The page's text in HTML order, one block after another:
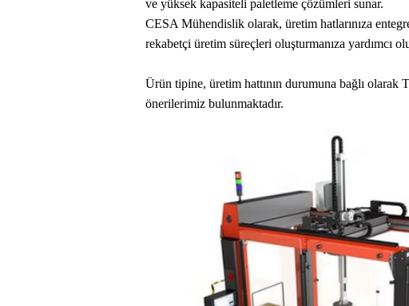
ve yüksek kapasiteli paletleme çözümleri sunar.
CESA Mühendislik olarak, üretim hatlarınıza
rekabetçi üretim süreçleri oluşturmanıza yardımcı
Ürün tipine, üretim hattının durumuna bağlı
önerilerimiz bulunmaktadır.